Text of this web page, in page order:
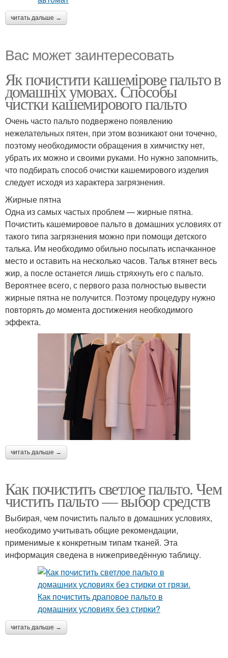
читать дальше →
Вас может заинтересовать
Як почистити кашемірове пальто в
домашніх умовах. Способы
чистки кашемирового пальто
Очень часто пальто подвержено появлению
нежелательных пятен, при этом возникают они точечно,
поэтому необходимости обращения в химчистку нет,
убрать их можно и своими руками. Но нужно запомнить,
что подбирать способ очистки кашемирового изделия
следует исходя из характера загрязнения.
Жирные пятна
Одна из самых частых проблем — жирные пятна.
Почистить кашемировое пальто в домашних условиях от
такого типа загрязнения можно при помощи детского
талька. Им необходимо обильно посыпать испачканное
место и оставить на несколько часов. Тальк втянет весь
жир, а после останется лишь стряхнуть его с пальто.
Вероятнее всего, с первого раза полностью вывести
жирные пятна не получится. Поэтому процедуру нужно
повторять до момента достижения необходимого
эффекта.
читать дальше →
Как почистить светлое пальто. Чем
чистить пальто — выбор средств
Выбирая, чем почистить пальто в домашних условиях,
необходимо учитывать общие рекомендации,
применимые к конкретным типам тканей. Эта
информация сведена в нижеприведённую таблицу.
читать дальше →